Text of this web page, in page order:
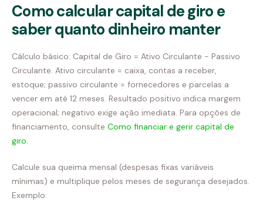
Como calcular capital de giro e
saber quanto dinheiro manter
Cálculo básico: Capital de Giro = Ativo Circulante − Passivo
Circulante. Ativo circulante = caixa, contas a receber,
estoque; passivo circulante = fornecedores e parcelas a
vencer em até 12 meses. Resultado positivo indica margem
operacional; negativo exige ação imediata. Para opções de
financiamento, consulte Como financiar e gerir capital de
giro.
Calcule sua queima mensal (despesas fixas variáveis
mínimas) e multiplique pelos meses de segurança desejados.
Exemplo: